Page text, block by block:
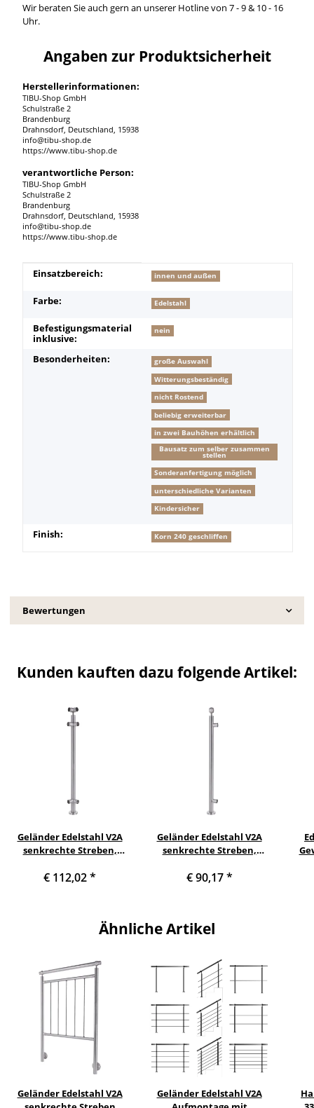
Wir beraten Sie auch gern an unserer Hotline von 7 - 9 & 10 - 16
Uhr.
Angaben zur Produktsicherheit
Herstellerinformationen:
TIBU-Shop GmbH
Schulstraße 2
Brandenburg
Drahnsdorf, Deutschland, 15938
info@tibu-shop.de
https://www.tibu-shop.de
verantwortliche Person:
TIBU-Shop GmbH
Schulstraße 2
Brandenburg
Drahnsdorf, Deutschland, 15938
info@tibu-shop.de
https://www.tibu-shop.de
Produkteigenschaft
Wert
Einsatzbereich: innen und außen
Farbe: Edelstahl
Befestigungsmaterial
inklusive:
nein
Besonderheiten:
große Auswahl
Witterungsbeständig
nicht Rostend
beliebig erweiterbar
in zwei Bauhöhen erhältlich
Bausatz zum selber zusammen
stellen
Sonderanfertigung möglich
unterschiedliche Varianten
Kindersicher
Finish: Korn 240 geschliffen
Bewertungen
Kunden kauften dazu folgende Artikel:
Geländer Edelstahl V2A
senkrechte Streben,
mm
€ 112,02*
Geländer Edelstahl V2A
senkrechte Streben,
Höhe 900 mm
€ 90,17*
Ähnliche Artikel
Geländer Edelstahl V2A
Geländer Edelstahl V2A